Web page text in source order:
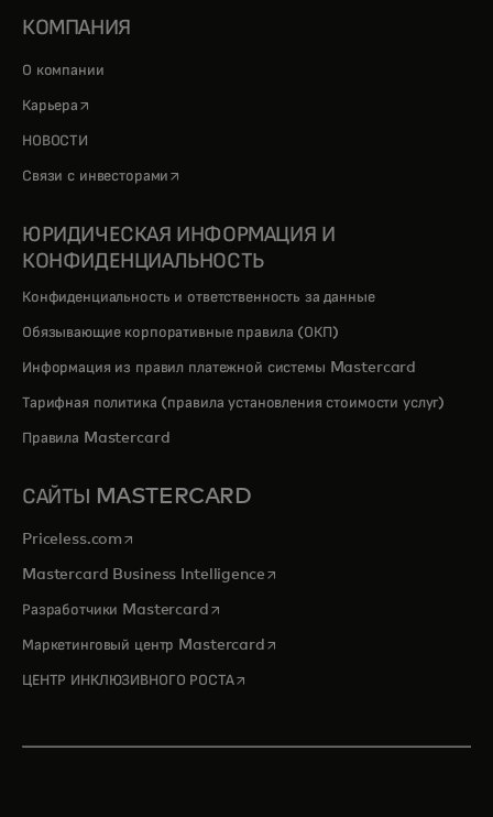
КОМПАНИЯ
О компании
Карьера opens in a new tab
НОВОСТИ
Связи с инвесторами opens in a new tab
ЮРИДИЧЕСКАЯ ИНФОРМАЦИЯ И
КОНФИДЕНЦИАЛЬНОСТЬ
Конфиденциальность и ответственность за данные
Обязывающие корпоративные правила (ОКП)
Информация из правил платежной системы Mastercard
Тарифная политика (правила установления стоимости услуг)
Правила Mastercard
САЙТЫ MASTERCARD
Priceless.com opens in a new tab
Mastercard Business Intelligenceopens in a new tab
Разработчики Mastercardopens in a new tab
Маркетинговый центр Mastercardopens in a new tab
ЦЕНТР ИНКЛЮЗИВНОГО РОСТАopens in a new tab